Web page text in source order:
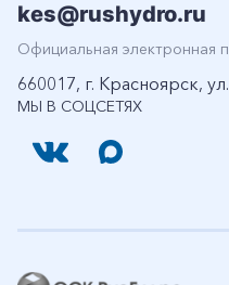
МЫ В СОЦСЕТЯХ
kes@rushydro.ru
Официальная электронная
660017, г. Красноярск,